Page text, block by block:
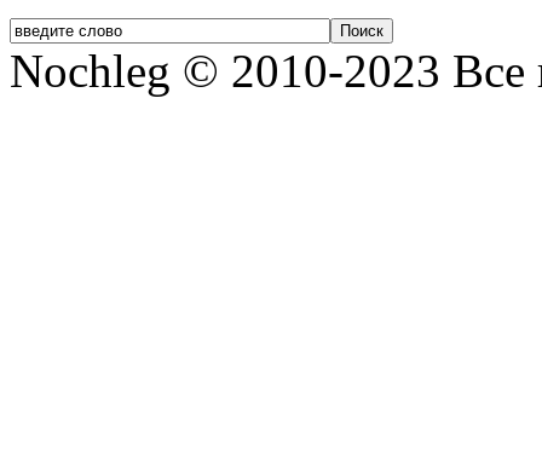
Nochleg © 2010-2023